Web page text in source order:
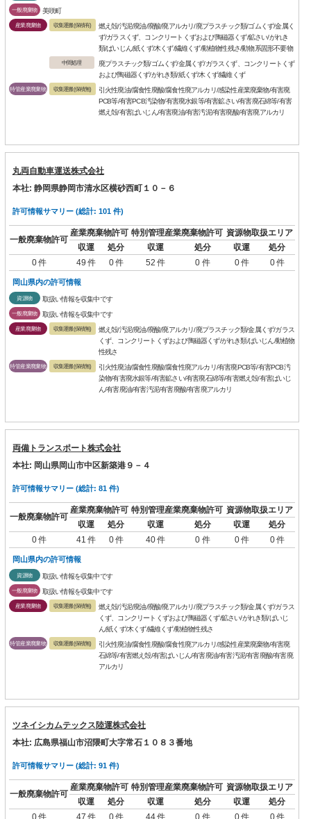
一般廃棄物 美咲町
産業廃棄物 収集運搬(保積有)
燃え殻/汚泥/廃油/廃酸/廃アルカリ/廃プラスチック類/ゴムくず/金属く
ず/ガラスくず、コンクリートくずおよび陶磁器くず/鉱さい/がれき
類/ばいじん/紙くず/木くず/繊維くず/動植物性残さ/動物系固形不要物
中間処理
廃プラスチック類/ゴムくず/金属くず/ガラスくず、コンクリートくず
および陶磁器くず/がれき類/紙くず/木くず/繊維くず
特管産業廃棄物 収集運搬(保積無)
引火性廃油/腐食性廃酸/腐食性廃アルカリ/感染性産業廃棄物/有害廃
PCB等/有害PCB汚染物/有害廃水銀等/有害鉱さい/有害廃石綿等/有害
燃え殻/有害ばいじん/有害廃油/有害汚泥/有害廃酸/有害廃アルカリ
丸両自動車運送株式会社
本社: 静岡県静岡市清水区横砂西町１０－６
許可情報サマリー (総計: 101 件)
一般廃棄物許可
産業廃棄物許可 特別管理産業廃棄物許可 資源物取扱エリア
収運
処分 収運 処分 収運
処分
0 件
49 件 0 件 52 件 0 件 0 件 0 件
岡山県内の許可情報
資源物 取扱い情報を収集中です
一般廃棄物 取扱い情報を収集中です
産業廃棄物 収集運搬(保積無)
燃え殻/汚泥/廃油/廃酸/廃アルカリ/廃プラスチック類/金属くず/ガラス
くず、コンクリートくずおよび陶磁器くず/がれき類/ばいじん/動植物
性残さ
特管産業廃棄物 収集運搬(保積無)
引火性廃油/腐食性廃酸/腐食性廃アルカリ/有害廃PCB等/有害PCB汚
染物/有害廃水銀等/有害鉱さい/有害廃石綿等/有害燃え殻/有害ばいじ
ん/有害廃油/有害汚泥/有害廃酸/有害廃アルカリ
両備トランスポート株式会社
本社: 岡山県岡山市中区新築港９－４
許可情報サマリー (総計: 81 件)
一般廃棄物許可
産業廃棄物許可 特別管理産業廃棄物許可 資源物取扱エリア
収運
処分 収運 処分 収運
処分
0 件
41 件 0 件 40 件 0 件 0 件 0 件
岡山県内の許可情報
資源物 取扱い情報を収集中です
一般廃棄物 取扱い情報を収集中です
産業廃棄物 収集運搬(保積無)
燃え殻/汚泥/廃油/廃酸/廃アルカリ/廃プラスチック類/金属くず/ガラス
くず、コンクリートくずおよび陶磁器くず/鉱さい/がれき類/ばいじ
ん/紙くず/木くず/繊維くず/動植物性残さ
特管産業廃棄物 収集運搬(保積無)
引火性廃油/腐食性廃酸/腐食性廃アルカリ/感染性産業廃棄物/有害廃
石綿等/有害燃え殻/有害ばいじん/有害廃油/有害汚泥/有害廃酸/有害廃
アルカリ
ツネイシカムテックス陸運株式会社
本社: 広島県福山市沼隈町大字常石１０８３番地
許可情報サマリー (総計: 91 件)
一般廃棄物許可
産業廃棄物許可 特別管理産業廃棄物許可 資源物取扱エリア
収運
処分 収運 処分 収運
処分
0 件
47 件 0 件 44 件 0 件 0 件 0 件